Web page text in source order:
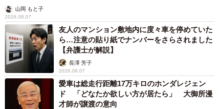
山岡 もと子
2026.08.07
友人のマンション敷地内に度々車を停めていた
ら…注意の貼り紙でナンバーをさらされました
【弁護士が解説】
長澤 芳子
2026.08.07
愛車は総走行距離17万キロのホンダレジェン
ド 「どなたか欲しい方が居たら」 大御所漫
才師が譲渡の意向